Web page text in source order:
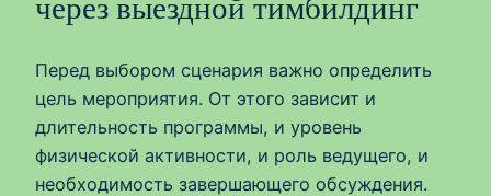
через выездной тимбилдинг
Перед выбором сценария важно определить
цель мероприятия. От этого зависит и
длительность программы, и уровень
физической активности, и роль ведущего, и
необходимость завершающего обсуждения.